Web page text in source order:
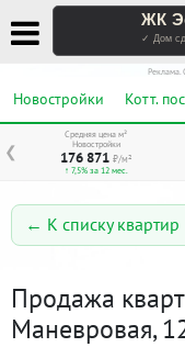
ЖК
✓ Дом
Новостройки Котт.
❮
Средняя цена м²
Новостройки
176 871 ₽/м²
↑ 7,5% за 12 мес.
← К списку квартир
Продажа
Маневровая,